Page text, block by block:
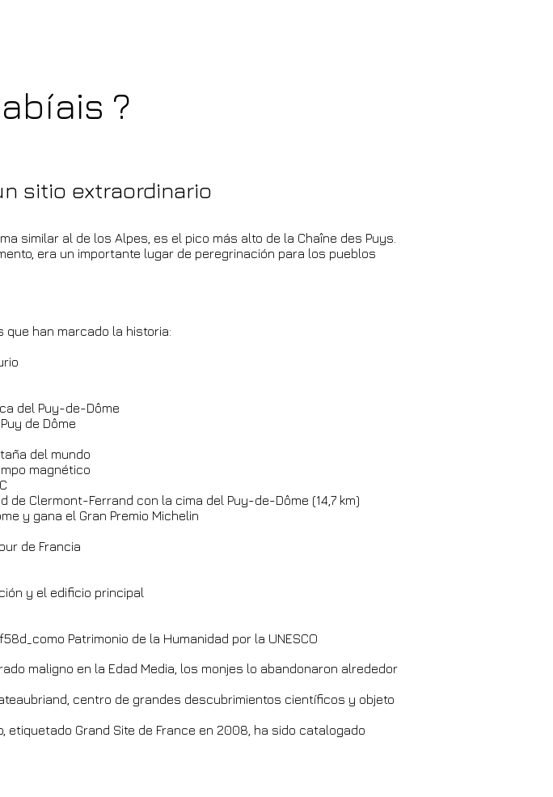
?
sitio extraordinario
similar al de los Alpes, es el pico más alto de la Chaîne des Puys.
era un importante lugar de peregrinación para los pueblos
que han marcado la historia:
del Puy-de-Dôme
de Dôme
del mundo
magnético
Clermont-Ferrand con la cima del Puy-de-Dôme (14,7 km)
y gana el Gran Premio Michelin
de Francia
y el edificio principal
Patrimonio de la Humanidad por la UNESCO
maligno en la Edad Media, los monjes lo abandonaron alrededor
centro de grandes descubrimientos científicos y objeto
Grand Site de France en 2008, ha sido catalogado